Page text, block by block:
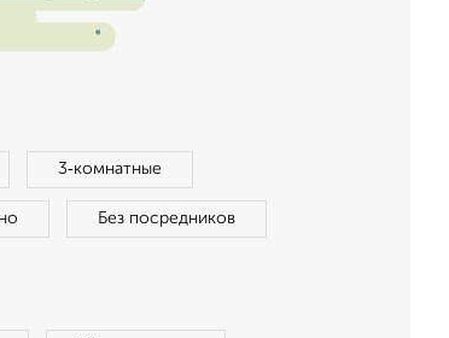
3‑комнатные
Без посредников